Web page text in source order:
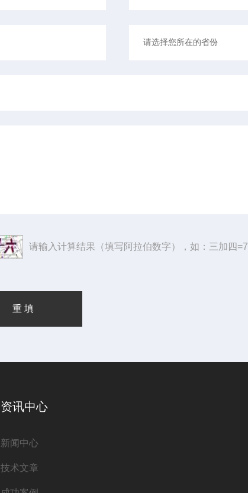
请输入计算结果（填写阿拉伯数字），如：三加四=7
资讯中心
新闻中心
技术文章